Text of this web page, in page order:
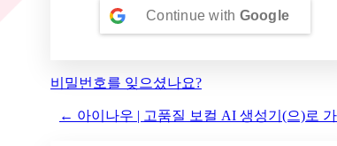
Continue with Google
비밀번호를 잊으셨나요?
← 아이나우 | 고품질 보컬 AI 생성기(으)로 가